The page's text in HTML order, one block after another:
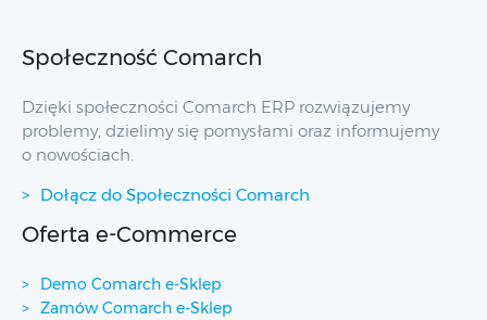
Społeczność Comarch
Dzięki społeczności Comarch ERP rozwiązujemy
problemy, dzielimy się pomysłami oraz informujemy
o nowościach.
Dołącz do Społeczności Comarch
Oferta e-Commerce
Demo Comarch e-Sklep
Zamów Comarch e-Sklep